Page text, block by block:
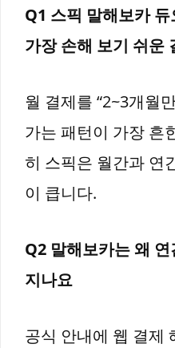
Q1 스픽 말해보카
가장 손해 보기 쉬운
월 결제를 “2~3개월
가는 패턴이 가장 흔
히 스픽은 월간과 연
이 큽니다.
Q2 말해보카는 왜
지나요
공식 안내에 웹 결제